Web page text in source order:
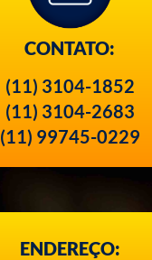
CONTATO:
(11) 3104-1852
(11) 3104-2683
(11) 99745-0229
ENDEREÇO: